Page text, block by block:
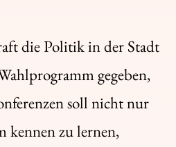
die Politik in der Stadt
gegeben,
soll nicht nur
kennen zu lernen,